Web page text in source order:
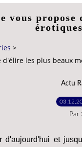
vous propose
>
les plus beaux
Actu
Par
d'aujourd'hui et